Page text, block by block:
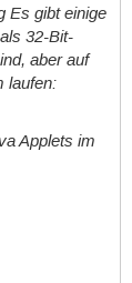
Es gibt einige
32-Bit-
aber auf
laufen:
Applets im